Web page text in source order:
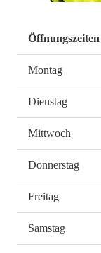
Öffnungszeiten
Montag
Dienstag
Mittwoch
Donnerstag
Freitag
Samstag